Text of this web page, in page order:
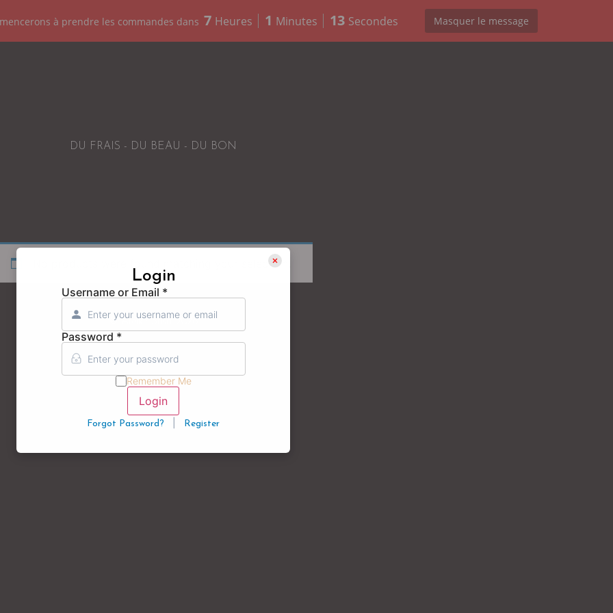
DU FRAIS - DU BEAU - DU BON
No products were found matching your selection.
© Atelier Sushi 2026
Login
Username or Email *
Password *
Remember Me
Login
Forgot Password? Register
à prendre les commandes dans 7 Heures 1 Minutes 13 Secondes Masquer le message